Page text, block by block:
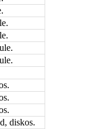
diskos.